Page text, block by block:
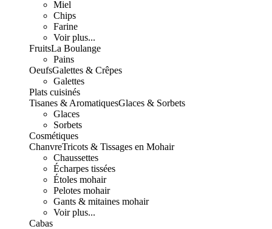
Miel
Chips
Farine
Voir plus...
FruitsLa Boulange
Pains
OeufsGalettes & Crêpes
Galettes
Plats cuisinés
Tisanes & AromatiquesGlaces & Sorbets
Glaces
Sorbets
Cosmétiques
ChanvreTricots & Tissages en Mohair
Chaussettes
Écharpes tissées
Étoles mohair
Pelotes mohair
Gants & mitaines mohair
Voir plus...
Cabas